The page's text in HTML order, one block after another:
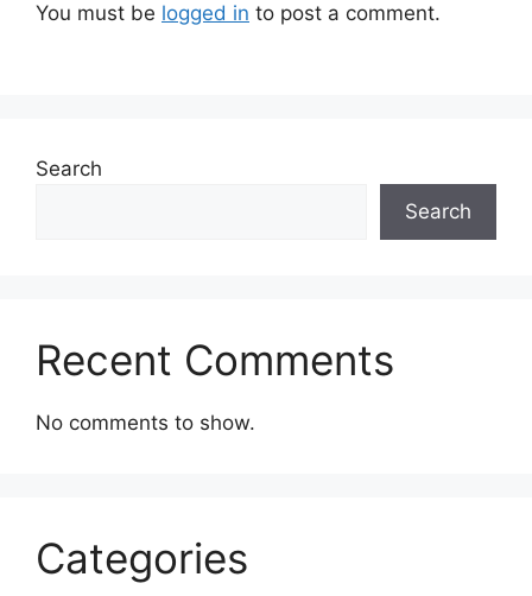
You must be logged in to post a comment.
Search
Search
Recent Comments
No comments to show.
Categories